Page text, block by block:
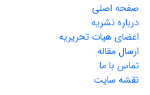
صفحه اصلی
درباره نشریه
اعضای هیات تحریریه
ارسال مقاله
تماس با ما
نقشه سایت